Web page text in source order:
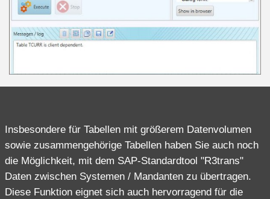
Insbesondere für Tabellen mit größerem Datenvolumen
sowie zusammengehörige Tabellen haben Sie auch noch
die Möglichkeit, mit dem SAP-Standardtool "R3trans"
Daten zwischen Systemen / Mandanten zu übertragen.
Diese Funktion eignet sich auch hervorragend für die